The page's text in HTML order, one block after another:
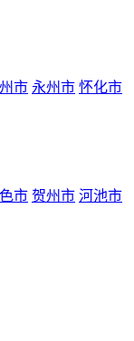
市 永州市 怀化市
市 贺州市 河池市